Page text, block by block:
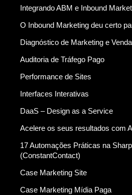
Integrando ABM e Inbound
O Inbound Marketing deu certo
Diagnóstico de Marketing e
Auditoria de Tráfego Pago
Performance de Sites
Interfaces Interativas
DaaS – Design as a Service
Acelere os seus resultados com
17 Automações Práticas na
(ConstantContact)
Case Marketing Site
Case Marketing Mídia Paga